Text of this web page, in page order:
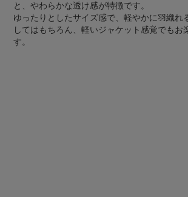
と、やわらかな透け感が特徴です。
ゆったりとしたサイズ感で、軽やかに羽織れ
してはもちろん、軽いジャケット感覚でもお
す。